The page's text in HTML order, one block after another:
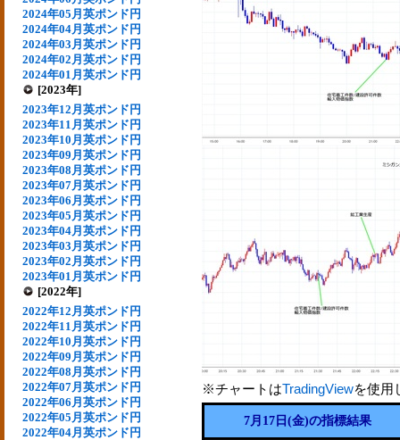
2024年05月英ポンド円
2024年04月英ポンド円
2024年03月英ポンド円
2024年02月英ポンド円
2024年01月英ポンド円
[2023年]
2023年12月英ポンド円
2023年11月英ポンド円
2023年10月英ポンド円
2023年09月英ポンド円
2023年08月英ポンド円
2023年07月英ポンド円
2023年06月英ポンド円
2023年05月英ポンド円
2023年04月英ポンド円
2023年03月英ポンド円
2023年02月英ポンド円
2023年01月英ポンド円
[2022年]
2022年12月英ポンド円
2022年11月英ポンド円
2022年10月英ポンド円
2022年09月英ポンド円
2022年08月英ポンド円
2022年07月英ポンド円
2022年06月英ポンド円
2022年05月英ポンド円
2022年04月英ポンド円
※チャートはTradingViewを使用
7月17日(金)の指標結果